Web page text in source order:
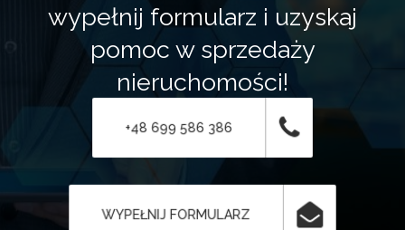
wypełnij formularz i uzyskaj
pomoc w sprzedaży
nieruchomości!
+48 699 586 386
WYPEŁNIJ FORMULARZ